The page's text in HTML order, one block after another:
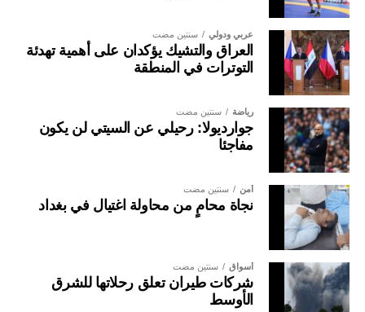
عربي ودولي سنتين مضت
العراق والتشيك يؤكدان على أهمية تهدئة
التوترات في المنطقة
رياضة سنتين مضت
جوارديولا: رحيلي عن السيتي لن يكون
مفاجئا
أمن سنتين مضت
نجاة محامٍ من محاولة اغتيال في بغداد
أسواق سنتين مضت
شركات طيران تعلق رحلاتها للشرق
الأوسط